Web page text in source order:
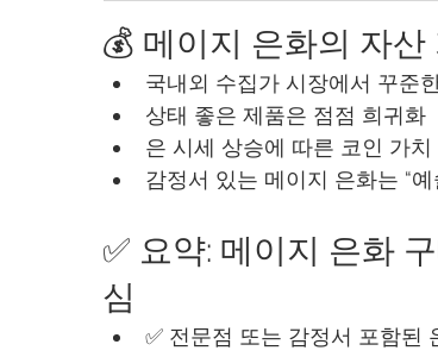
💰 메이지 은화의 자
국내외 수집가 시장에서 꾸준
상태 좋은 제품은 점점 희귀화
은 시세 상승에 따른 코인 가치
감정서 있는 메이지 은화는 “
✅ 요약: 메이지 은화
심
✅ 전문점 또는 감정서 포함된